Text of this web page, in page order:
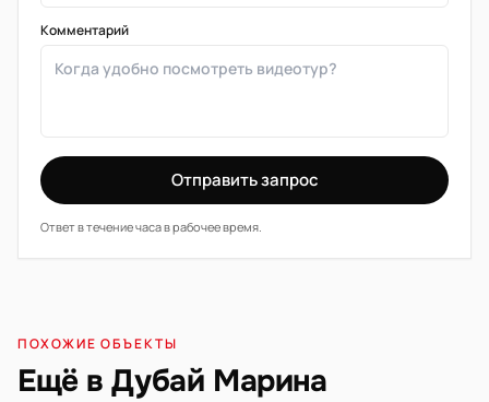
Комментарий
Отправить запрос
Ответ в течение часа в рабочее время.
ПОХОЖИЕ ОБЪЕКТЫ
Ещё в Дубай Марина